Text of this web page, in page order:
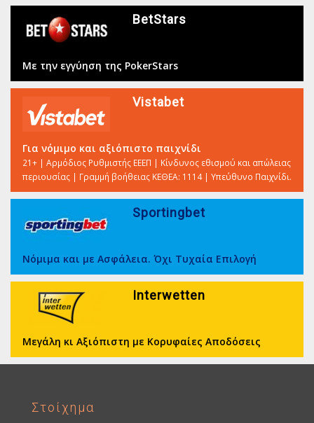
BetStars
Με την εγγύηση της PokerStars
Vistabet
Για νόμιμο και αξιόπιστο παιχνίδι
21+ | Αρμόδιος Ρυθμιστής ΕΕΕΠ | Κίνδυνος εθισμού και απώλειας
περιουσίας | Γραμμή βοήθειας ΚΕΘΕΑ: 1114 | Υπεύθυνο Παιχνίδι.
Sportingbet
Νόμιμα και με Ασφάλεια. Όχι Τυχαία Επιλογή
Interwetten
Μεγάλη κι Αξιόπιστη με Κορυφαίες Αποδόσεις
Στοίχημα